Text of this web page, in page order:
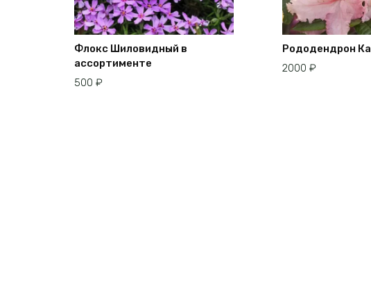
Флокс Шиловидный в
ассортименте
500 ₽
Рододендрон
2000 ₽